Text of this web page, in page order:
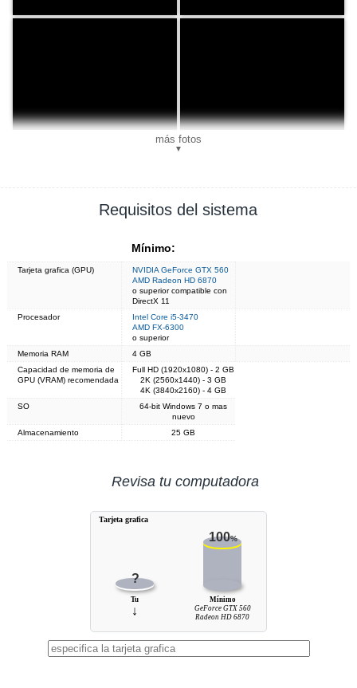
más fotos
▼
Requisitos del sistema
Mínimo:
Tarjeta grafica (GPU)
NVIDIA GeForce GTX 560
AMD Radeon HD 6870
o superior compatible con
DirectX 11
Procesador
Intel Core i5-3470
AMD FX-6300
o superior
Memoria RAM
4 GB
Capacidad de memoria de
GPU (VRAM) recomendada
Full HD (1920x1080) - 2 GB
2K (2560x1440) - 3 GB
4K (3840x2160) - 4 GB
SO
64-bit Windows 7 o mas
nuevo
Almacenamiento
25 GB
Revisa tu computadora
?
100%
Tu
↓
Mínimo
GeForce GTX 560
Radeon HD 6870
Tarjeta grafica